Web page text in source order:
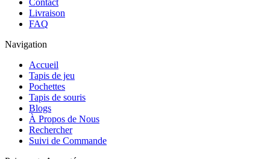
Livraison
FAQ
Navigation
Accueil
Tapis de jeu
Pochettes
Tapis de souris
Blogs
À Propos de Nous
Rechercher
Suivi de Commande